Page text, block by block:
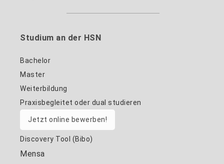
Studium an der HSN
Bachelor
Master
Weiterbildung
Praxisbegleitet oder dual studieren
Jetzt online bewerben!
Discovery Tool (Bibo)
Mensa